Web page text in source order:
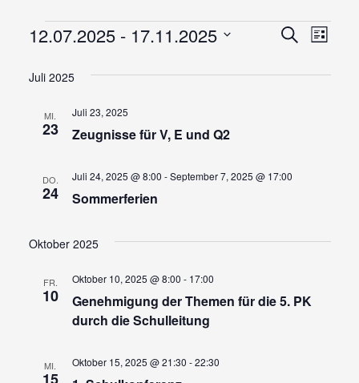
Veranstaltungen
und
SucheListe
12.07.2025 - 17.11.2025
Juli 2025
MI.
23 Zeugnisse für V, E und Q2
Juli 23, 2025
DO.
24 Sommerferien
Juli 24, 2025 @ 8:00 -September 7, 2025 @ 17:00
Oktober 2025
FR.
10
Genehmigung der Themen für die 5. PK
durch die Schulleitung
Oktober 10, 2025 @ 8:00 - 17:00
MI.
15
Oktober 15, 2025 @ 21:30 -22:30